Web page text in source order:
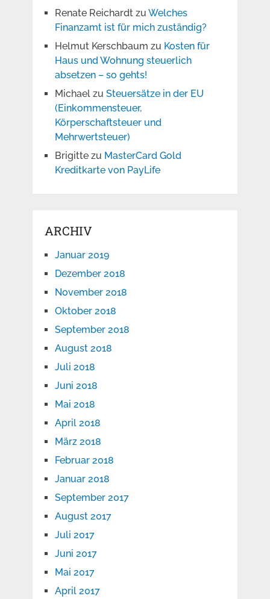
Renate Reichardtzu Welches
Finanzamt ist für mich zuständig?
Helmut Kerschbaum zu Kosten für
Haus und Wohnung steuerlich
absetzen – so gehts!
Michaelzu Steuersätze in der EU
(Einkommensteuer,
Körperschaftsteuer und
Mehrwertsteuer)
Brigittezu MasterCard Gold
Kreditkarte von PayLife
ARCHIV
Januar 2019
Dezember 2018
November 2018
Oktober 2018
September 2018
August 2018
Juli 2018
Juni 2018
Mai 2018
April 2018
März 2018
Februar 2018
Januar 2018
September 2017
August 2017
Juli 2017
Juni 2017
Mai 2017
April 2017